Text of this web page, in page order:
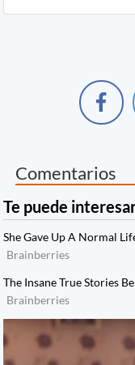
Comentarios